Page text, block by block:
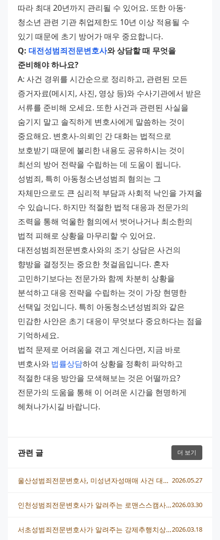
따라 최대 20년까지 관리될 수 있어요. 또한 아동·
청소년 관련 기관 취업제한도 10년 이상 적용될 수
있기 때문에 초기 방어가 매우 중요합니다.
Q: 대전성범죄전문변호사와 상담할 때 무엇을
준비해야 하나요?
A: 사건 경위를 시간순으로 정리하고, 관련된 모든
증거자료(메시지, 사진, 영상 등)와 수사기관에서 받은
서류를 준비해 오세요. 또한 사건과 관련된 사실을
숨기지 말고 솔직하게 변호사에게 말씀하는 것이
중요해요. 변호사-의뢰인 간 대화는 법적으로
보호받기 때문에 불리한 내용도 공유하시는 것이
최선의 방어 전략을 수립하는 데 도움이 됩니다.
성범죄, 특히 아동청소년성범죄 혐의는 그
자체만으로도 큰 심리적 부담과 사회적 낙인을 가져올
수 있습니다. 하지만 적절한 법적 대응과 전문가의
조력을 통해 억울한 혐의에서 벗어나거나 최소한의
법적 피해로 상황을 마무리할 수 있어요.
대전성범죄전문변호사와의 조기 상담은 사건의
향방을 결정짓는 중요한 첫걸음입니다. 혼자
고민하기보다는 전문가와 함께 차분히 상황을
분석하고 대응 전략을 수립하는 것이 가장 현명한
선택일 것입니다. 특히 아동청소년성범죄와 같은
민감한 사안은 초기 대응이 무엇보다 중요하다는 점을
기억하세요.
법적 문제로 어려움을 겪고 계신다면, 지금 바로
변호사와 법률상담하여 상황을 정확히 파악하고
적절한 대응 방안을 모색해보는 것은 어떨까요?
전문가의 도움을 통해 이 어려운 시간을 현명하게
헤쳐나가시길 바랍니다.
관련 글 더 보기
울산성범죄전문변호사, 미성년자성매매 사건 대응 전략 총정리 2026.05.27
인천성범죄전문변호사가 알려주는 로맨스스캠사기 대응법과 피해구제 방법2026.03.30
서초성범죄전문변호사가 알려주는 강제추행치상 혐의 대응법2026.03.18